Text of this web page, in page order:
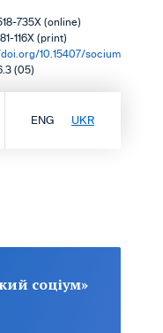
735X (online)
116X (print)
10.15407/socium
(05)
ENG UKR
соціум»